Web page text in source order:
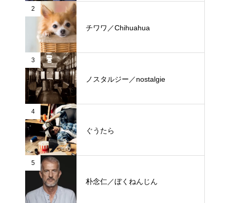
2
チワワ／Chihuahua
3
ノスタルジー／nostalgie
4
ぐうたら
5
朴念仁／ぼくねんじん